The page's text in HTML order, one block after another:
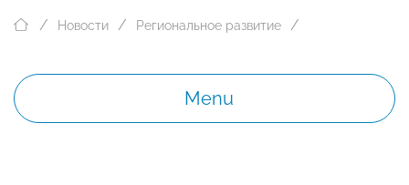
Новости Региональное развитие
Menu